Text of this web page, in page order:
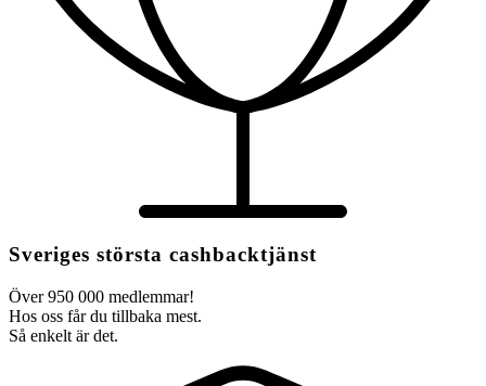
Sveriges största cashbacktjänst
Över 950 000 medlemmar!
Hos oss får du tillbaka mest.
Så enkelt är det.